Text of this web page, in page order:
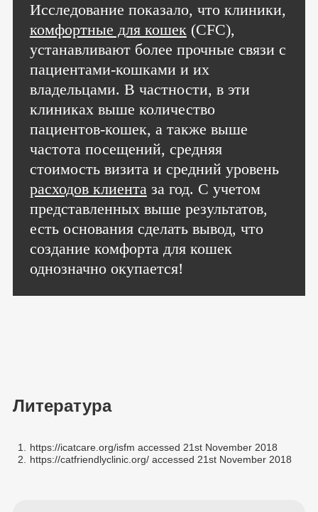
Исследование показало, что клиники,
комфортные для кошек (CFC),
устанавливают более прочные связи с
пациентами-кошками и их
владельцами. В частности, в эти
клиниках выше количество
пациентов-кошек, а также выше
частота посещений, средняя
стоимость визита и средний уровень
расходов клиента за год. С учетом
представленных выше результатов,
есть основания сделать вывод, что
создание комфорта для кошек
однозначно окупается!
Литература
1.
https://icatcare.org/isfm accessed 21st November 2018
2.
https://catfriendlyclinic.org/ accessed 21st November 2018